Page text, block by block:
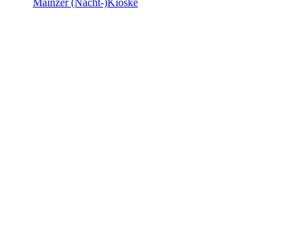
Mainzer (Nacht-)Kioske